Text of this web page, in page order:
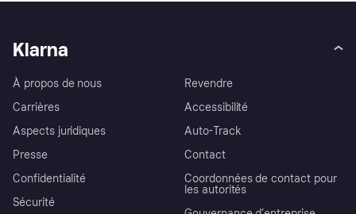
Klarna
À propos de nous
Carrières
Aspects juridiques
Presse
Confidentialité
Sécurité
Revendre
Accessibilité
Auto-Track
Contact
Coordonnées de contact pour
les autorités